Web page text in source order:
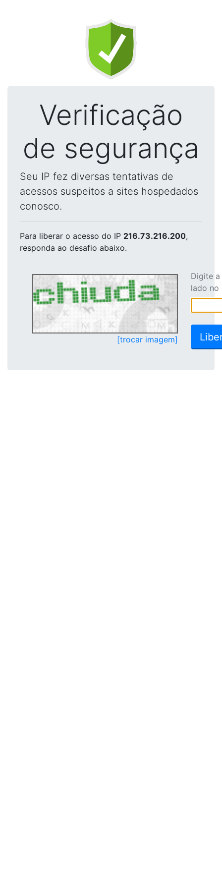
Verificação
de segurança
Seu IP fez diversas tentativas de
acessos suspeitos a sites hospedados
conosco.
Para liberar o acesso do IP 216.73.216.200,
responda ao desafio abaixo.
[trocar imagem]
Digite
lado no